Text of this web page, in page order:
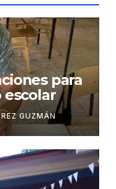
para
escolar
GUZMÁN